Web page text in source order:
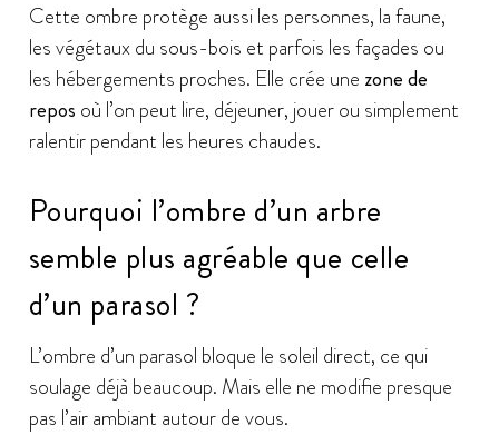
Cette ombre protège aussi les personnes, la faune,
les végétaux du sous-bois et parfois les façades ou
les hébergements proches. Elle crée une zone de
repos où l’on peut lire, déjeuner, jouer ou simplement
ralentir pendant les heures chaudes.
Pourquoi l’ombre d’un arbre
semble plus agréable que celle
d’un parasol ?
L’ombre d’un parasol bloque le soleil direct, ce qui
soulage déjà beaucoup. Mais elle ne modifie presque
pas l’air ambiant autour de vous.